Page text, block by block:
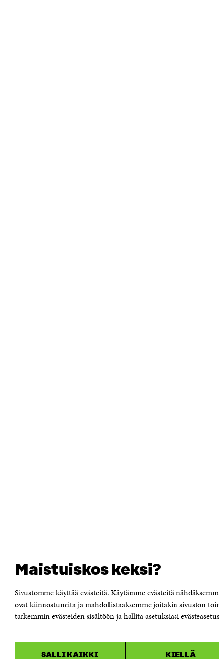
Maistuiskos keksi?
Sivustomme käyttää evästeitä. Käytämme evästeitä
ovat kiinnostuneita ja mahdollistaaksemme joitakin sivuston
tarkemmin evästeiden sisältöön ja hallita asetuksiasi
SALLI KAIKKI KIELLÄ